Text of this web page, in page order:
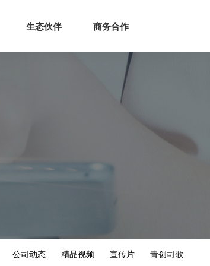
新闻资讯 生态伙伴
生态伙伴 商务合作
公司动态 精品视频 宣传片 青创司歌